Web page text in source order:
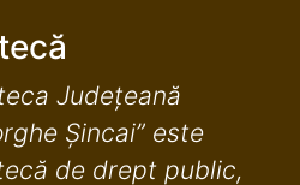
Județeană
Șincai” este
de drept public,